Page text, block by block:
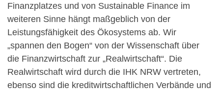
Finanzplatzes und von Sustainable Finance im
weiteren Sinne hängt maßgeblich von der
Leistungsfähigkeit des Ökosystems ab. Wir
„spannen den Bogen“ von der Wissenschaft über
die Finanzwirtschaft zur „Realwirtschaft“. Die
Realwirtschaft wird durch die IHK NRW vertreten,
ebenso sind die kreditwirtschaftlichen Verbände und